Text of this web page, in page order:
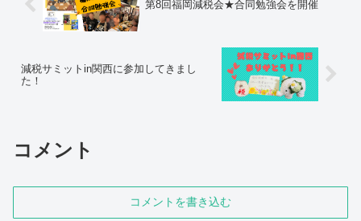
第8回福岡減税会★合同勉強会を開催
減税サミットin関西に参加してきまし
た！
コメント
コメントを書き込む